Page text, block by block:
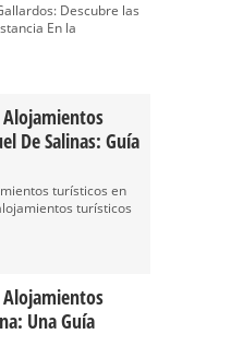
Descubre las
En la
Alojamientos
De Salinas: Guía
turísticos en
turísticos
Alojamientos
Una Guía